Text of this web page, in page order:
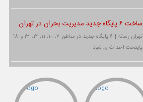
ساخت ۶ پایگاه جدید مدیریت بحران در تهران
تهران رسانه | ۶ پایگاه جدید در مناطق ۷، ۱۰، ۱۱، ۱۲، ۱۳ و ۱۸
پایتخت احداث ی شود.